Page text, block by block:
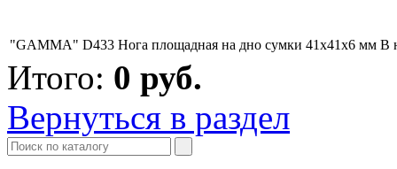
"GAMMA" D433 Нога площадная на дно сумки 41х41х6 мм В
Итого: 0 руб.
Вернуться в раздел